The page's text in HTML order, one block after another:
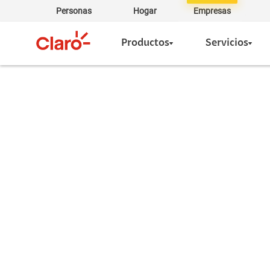
Personas Hogar Empresas
Productos Servicios